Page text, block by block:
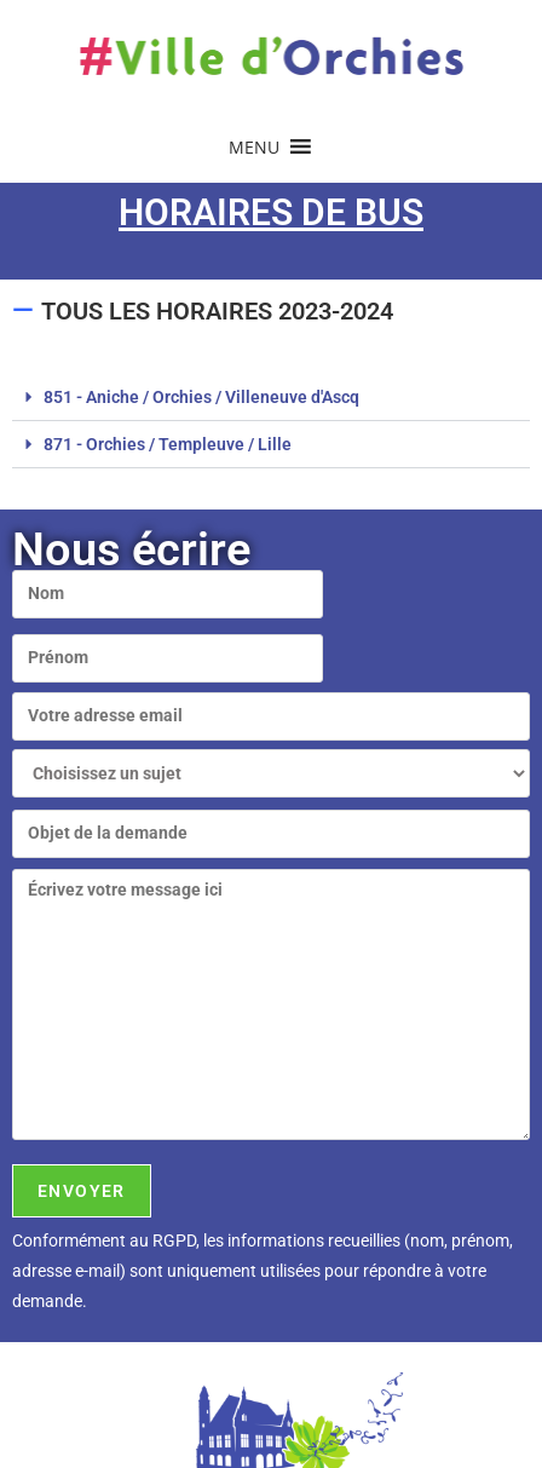
MENU
HORAIRES DE BUS
— TOUS LES HORAIRES 2023-2024
851 - Aniche / Orchies / Villeneuve d'Ascq
871 - Orchies / Templeuve / Lille
Nous écrire
Conformément au RGPD, l es informations recueillies (nom, prénom,
adresse e-mail) sont uniquement utilisées pour répondre à votre
demande.